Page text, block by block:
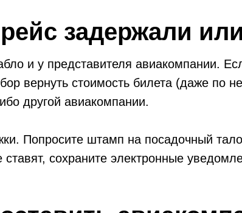
задержали или
и у представителя авиакомпании.
вернуть стоимость билета (даже по
другой авиакомпании.
Попросите штамп на посадочный
сохраните электронные